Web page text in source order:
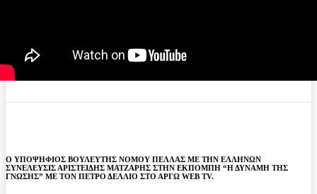
Ο ΥΠΟΨΗΦΙΟΣ ΒΟΥΛΕΥΤΗΣ ΝΟΜΟΥ ΠΕΛΛΑΣ ΜΕ ΤΗΝ ΕΛΛΗΝΩΝ
ΣΥΝΕΛΕΥΣΙΣ ΑΡΙΣΤΕΙΔΗΣ ΜΑΤΖΑΡΗΣ ΣΤΗΝ ΕΚΠΟΜΠΗ “Η ΔΥΝΑΜΗ ΤΗΣ
ΓΝΩΣΗΣ” ΜΕ ΤΟΝ ΠΕΤΡΟ ΔΕΛΛΙΟ ΣΤΟ ΑΡΓΩ WEB TV.